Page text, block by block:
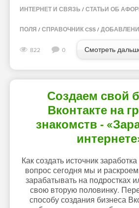
ИНТЕРНЕТ И СВЯЗЬ / СТАТЬИ ОБ
ПОЛЯ / СПРАВОЧНИК CSS /
822 0 Смотреть
Создаем свой
Вконтакте на
знакомств -
Как создать источник
вопрос сегодня мы и
зарабатывать на подростках
свою вторую половинку.
способу создания бизнеса